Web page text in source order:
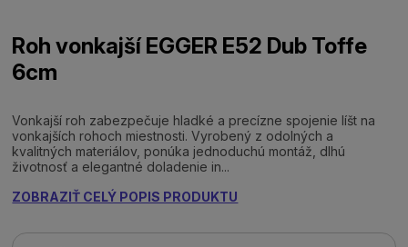
Roh vonkajší EGGER E52 Dub Toffe
6cm
Vonkajší roh zabezpečuje hladké a precízne spojenie líšt na
vonkajších rohoch miestnosti. Vyrobený z odolných a
kvalitných materiálov, ponúka jednoduchú montáž, dlhú
životnosť a elegantné doladenie in...
ZOBRAZIŤ CELÝ POPIS PRODUKTU